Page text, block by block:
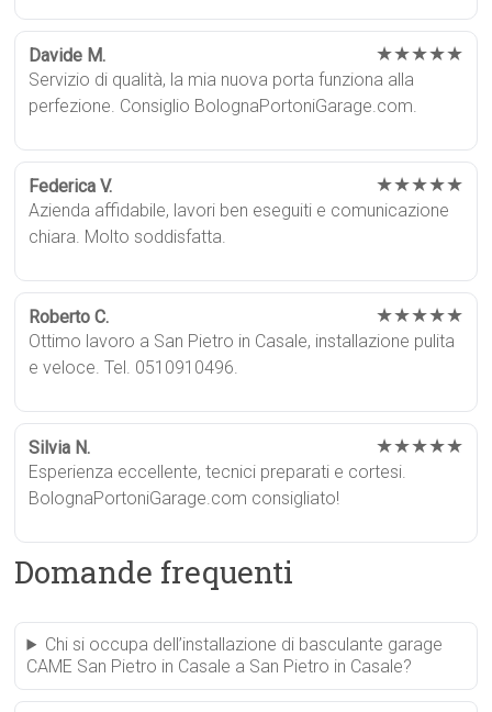
Davide M. ★★★★★
Servizio di qualità, la mia nuova porta funziona alla
perfezione. Consiglio BolognaPortoniGarage.com.
Federica V. ★★★★★
Azienda affidabile, lavori ben eseguiti e comunicazione
chiara. Molto soddisfatta.
Roberto C. ★★★★★
Ottimo lavoro a San Pietro in Casale, installazione pulita
e veloce. Tel. 0510910496.
Silvia N. ★★★★★
Esperienza eccellente, tecnici preparati e cortesi.
BolognaPortoniGarage.com consigliato!
Domande frequenti
Chi si occupa dell’installazione di basculante garage
CAME San Pietro in Casale a San Pietro in Casale?